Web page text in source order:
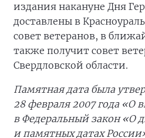
издания накануне Дня
доставлены в
совет ветеранов, в
также получит совет
Свердловской области.
Памятная дата была
28 февраля 2007 года «О
в Федеральный закон «О
и памятных датах